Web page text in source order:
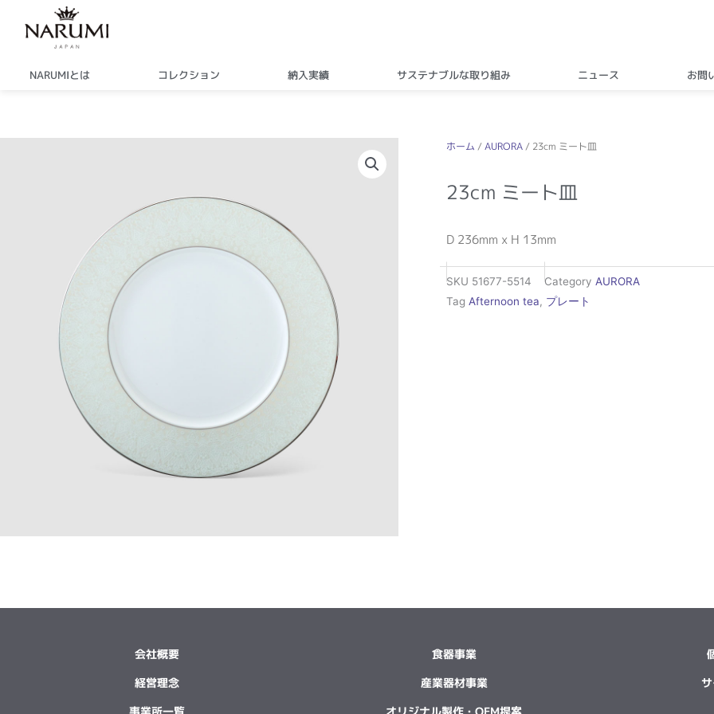
プ
NARUMIとは コレクション 納入実績 サステナブルな取り組み ニュース お問
ホーム /AURORA / 23cm ミート皿
23cm ミート皿
D 236mm x H 13mm
SKU 51677-5514 Category AURORA
Tag Afternoon tea, プレート
会社概要
経営理念
事業所一覧
食器事業
産業器材事業
オリジナル製作・OEM提案